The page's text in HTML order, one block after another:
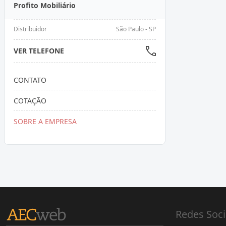
Profito Mobiliário
Distribuidor São Paulo - SP
VER TELEFONE
CONTATO
COTAÇÃO
SOBRE A EMPRESA
Redes